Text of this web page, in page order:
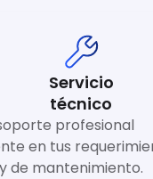
Servicio
técnico
profesional
en tus
de mantenimiento.